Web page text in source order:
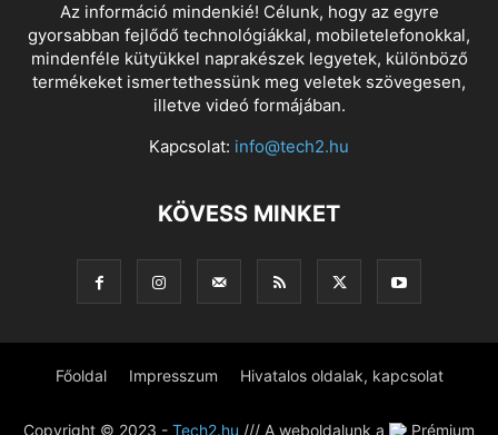
Az információ mindenkié! Célunk, hogy az egyre
gyorsabban fejlődő technológiákkal, mobiletelefonokkal,
mindenféle kütyükkel naprakészek legyetek, különböző
termékeket ismertethessünk meg veletek szövegesen,
illetve videó formájában.
Kapcsolat: info@tech2.hu
KÖVESS MINKET
Főoldal Impresszum Hivatalos oldalak, kapcsolat
Copyright © 2023 - Tech2.hu /// A weboldalunk a Prémium